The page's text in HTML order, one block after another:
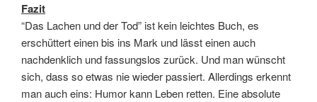
Fazit
“Das Lachen und der Tod” ist kein leichtes Buch, es
erschüttert einen bis ins Mark und lässt einen auch
nachdenklich und fassungslos zurück. Und man wünscht
sich, dass so etwas nie wieder passiert. Allerdings erkennt
man auch eins: Humor kann Leben retten. Eine absolute